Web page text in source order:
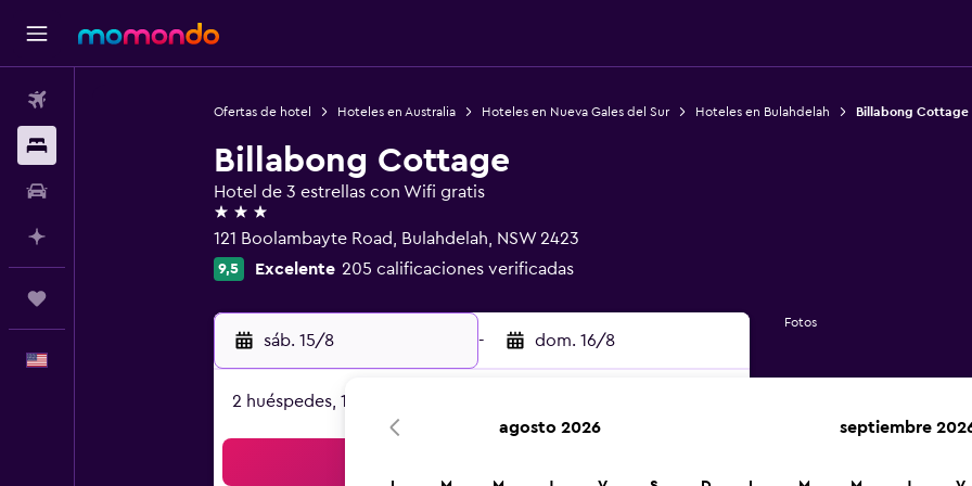
Ofertas de hotel Hoteles en Australia Hoteles en Nueva Gales del Sur Hoteles en Bulahdelah Billabong Cottage
Billabong Cottage
Hotel de 3 estrellas con Wifi gratis
3 estrellas
121 Boolambayte Road, Bulahdelah, NSW 2423
9,5 Excelente 205 calificaciones verificadas
sáb. 15/8 - dom. 16/8
2 huéspedes, 1 habitación
Fotos
agosto 2026 septiembre